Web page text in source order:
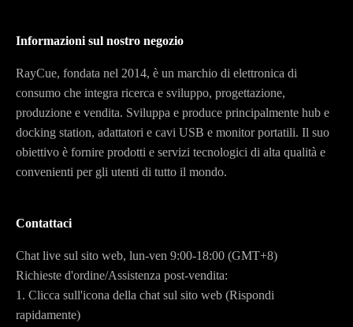
Informazioni sul nostro negozio
RayCue, fondata nel 2014, è un marchio di elettronica di
consumo che integra ricerca e sviluppo, progettazione,
produzione e vendita. Sviluppa e produce principalmente hub e
docking station, adattatori e cavi USB e monitor portatili. Il suo
obiettivo è fornire prodotti e servizi tecnologici di alta qualità e
convenienti per gli utenti di tutto il mondo.
Contattaci
Chat live sul sito web, lun-ven 9:00-18:00 (GMT+8)
Richieste d'ordine/Assistenza post-vendita:
1. Clicca sull'icona della chat sul sito web (Rispondi
rapidamente)